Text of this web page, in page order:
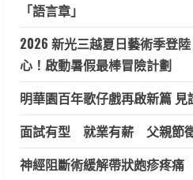
「語言章」
2026 新光三越夏日藝術季登
心！啟動暑假最棒冒險計劃
明華園百年歌仔戲再啟新篇
面試有型 就業有薪 父親節
神經阻斷術緩解帶狀皰疹疼